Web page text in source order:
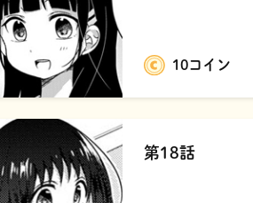
10コイン
第18話